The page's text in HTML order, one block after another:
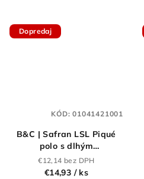
Dopredaj
B&C | Safran LSL Piqué
polo s dlhým
rukávom_01.0414
€12,14 bez DPH
€14,93 / ks
KÓD:01041421001